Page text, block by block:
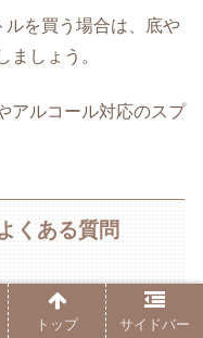
を買う場合は、底や
ましょう。
アルコール対応のスプ
くある質問
くある疑問をまとめま
トップ サイドバー